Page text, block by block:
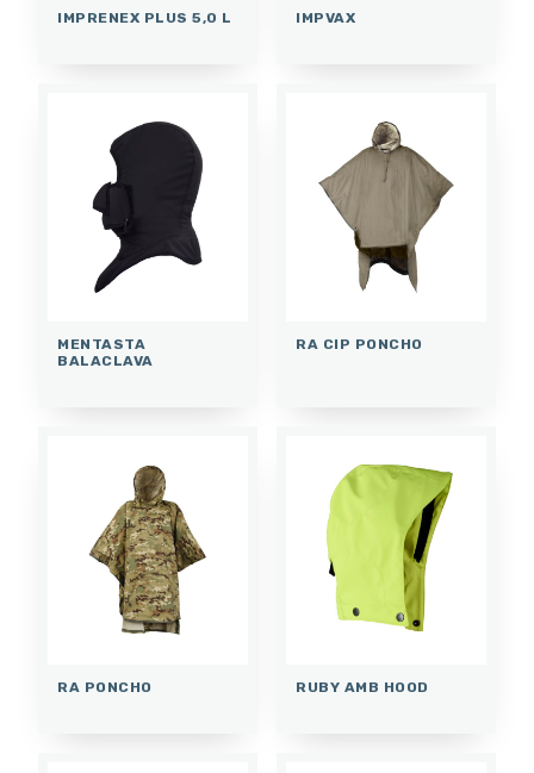
IMPRENEX PLUS 5,0 L IMPVAX
MENTASTA
BALACLAVA
RA CIP PONCHO
RA PONCHO RUBY AMB HOOD